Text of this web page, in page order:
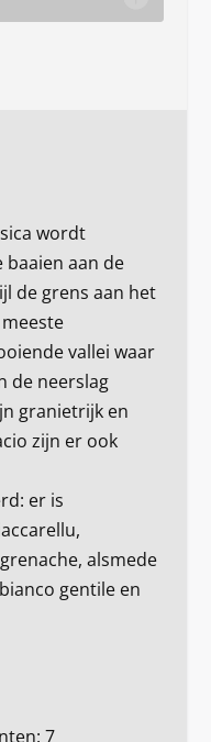
wordt
aan de
de grens aan het
vallei waar
de neerslag
granietrijk en
zijn er ook
er is
alsmede
gentile en
7